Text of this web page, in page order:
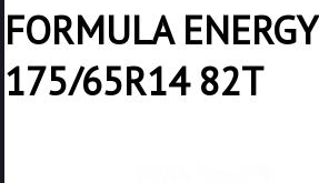
FORMULA ENERGY
175/65R14 82T